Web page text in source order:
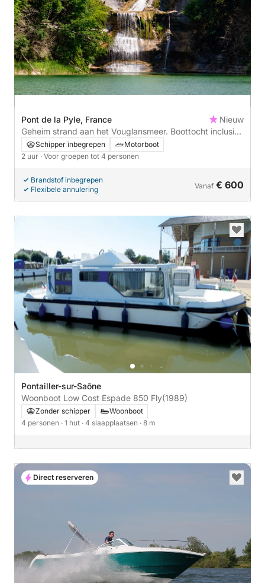
Pont de la Pyle, France
Nieuw
Geheim strand aan het Vouglansmeer. Boottocht inclusief
maaltijd.
Schipper inbegrepen
Motorboot
2 uur · Voor groepen tot 4 personen
Brandstof inbegrepen
Flexibele annulering
Vanaf € 600
Pontailler-sur-Saône
Woonboot Low Cost Espade 850 Fly(1989)
Zonder schipper
Woonboot
4 personen · 1 hut · 4 slaapplaatsen · 8 m
Direct reserveren